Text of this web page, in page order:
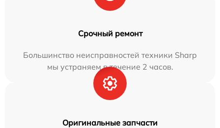
Срочный ремонт
Большинство неисправностей техники Sharp
мы устраняем в течение 2 часов.
Оригинальные запчасти